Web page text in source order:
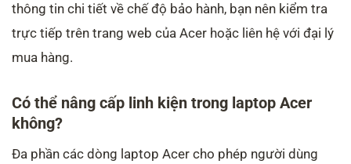
thông tin chi tiết về chế độ bảo hành, bạn nên kiểm tra
trực tiếp trên trang web của Acer hoặc liên hệ với đại lý
mua hàng.
Có thể nâng cấp linh kiện trong laptop Acer
không?
Đa phần các dòng laptop Acer cho phép người dùng